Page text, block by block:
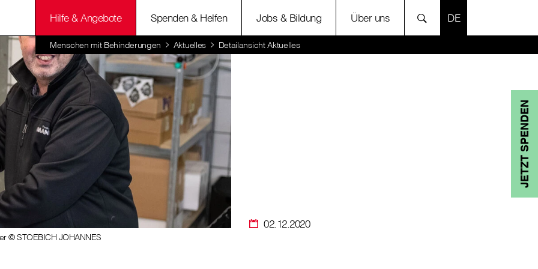
Hilfe & Angebote Spenden & Helfen Jobs & Bildung Über uns SPRACHE
Menschen mit Behinderungen Aktuelles Detailansicht Aktuelles
JETZT SPENDEN
02.12.2020
© STOEBICH JOHANNES